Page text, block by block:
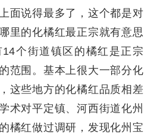
面说得最多了，这个都是对
里的化橘红最正宗就有意思
个街道镇区的橘红是正宗
范围。基本上很大一部分化
这些地方的化橘红品质相差
术对平定镇、河西街道化州
橘红做过调研，发现化州宝